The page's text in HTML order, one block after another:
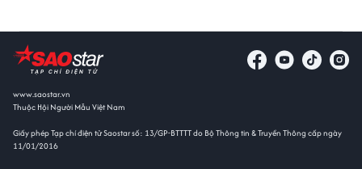
www.saostar.vn
Thuộc Hội Người Mẫu Việt Nam
Giấy phép Tạp chí điện tử Saostar số: 13/GP-BTTTT do Bộ Thông tin & Truyền Thông cấp ngày
11/01/2016